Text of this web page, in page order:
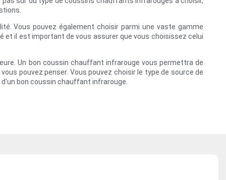
Vous pouvez également choisir parmi une vaste gamme
il est important de vous assurer que vous choisissez celui
Un bon coussin chauffant infrarouge vous permettra de
pouvez penser. Vous pouvez choisir le type de source de
bon coussin chauffant infrarouge.